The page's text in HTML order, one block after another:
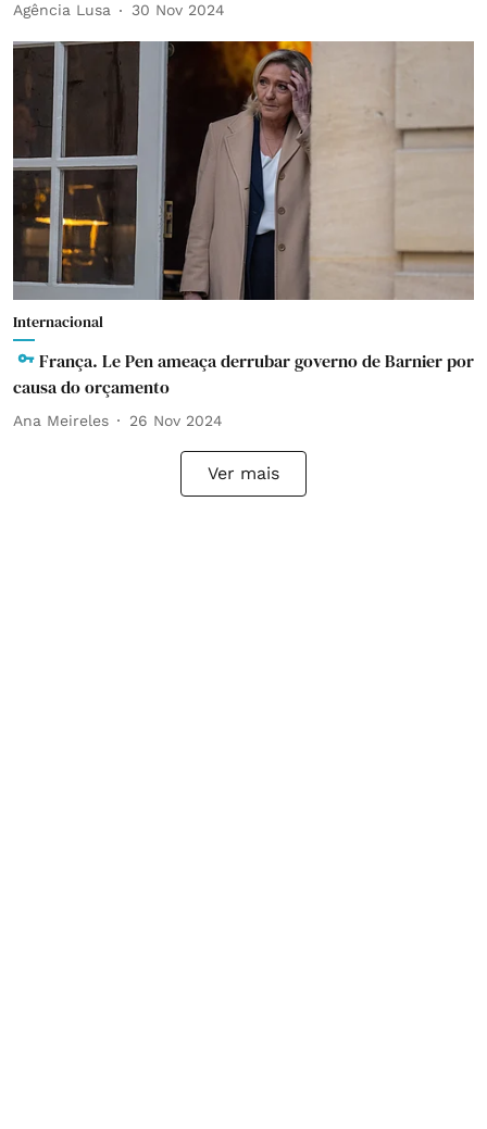
Agência Lusa 30 Nov 2024
Internacional
França. Le Pen ameaça derrubar governo de Barnier por
causa do orçamento
Ana Meireles 26 Nov 2024
Ver mais